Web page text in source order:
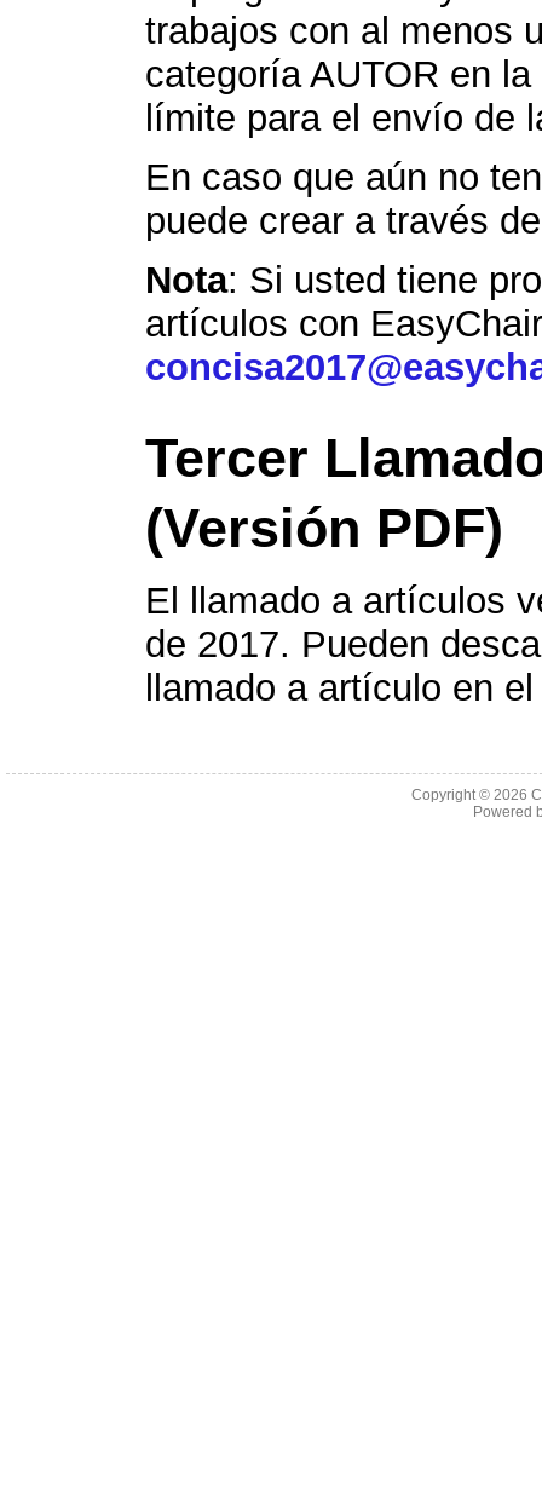
trabajos con al menos
categoría AUTOR en
límite para el envío de
En caso que aún no
puede crear a través
Nota: Si usted tiene
artículos con
Tercer
(Versión PDF)
El llamado a artículos
de 2017. Pueden
llamado a artículo en
Copyright © 2026
Powered